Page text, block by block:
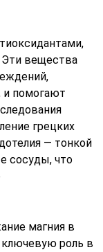
Эти вещества
и помогают
грецких
— тонкой
сосуды, что
магния в
ключевую роль в